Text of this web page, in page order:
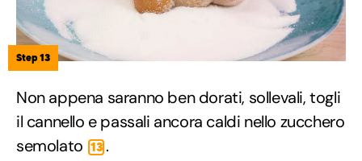
Step 13
Non appena saranno ben dorati, sollevali, togli
il cannello e passali ancora caldi nello zucchero
semolato 13 .